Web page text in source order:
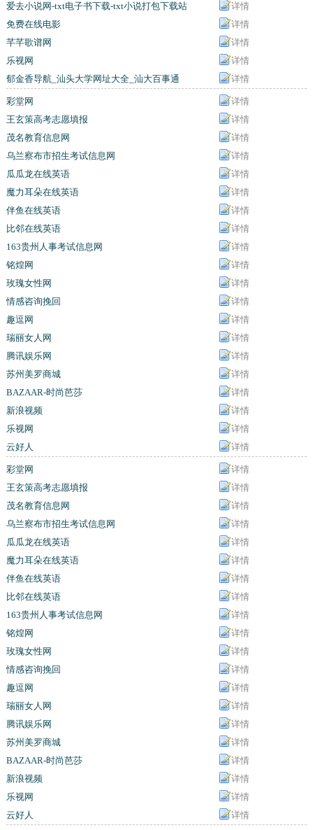
爱去小说网-txt电子书下载-txt小说打包下载站
详情
免费在线电影
详情
芊芊歌谱网
详情
乐视网
详情
郁金香导航_汕头大学网址大全_汕大百事通
详情
彩堂网
详情
王玄策高考志愿填报
详情
茂名教育信息网
详情
乌兰察布市招生考试信息网
详情
瓜瓜龙在线英语
详情
魔力耳朵在线英语
详情
伴鱼在线英语
详情
比邻在线英语
详情
163贵州人事考试信息网
详情
铭煌网
详情
玫瑰女性网
详情
情感咨询挽回
详情
趣逗网
详情
瑞丽女人网
详情
腾讯娱乐网
详情
苏州美罗商城
详情
BAZAAR-时尚芭莎
详情
新浪视频
详情
乐视网
详情
云好人
详情
彩堂网
详情
王玄策高考志愿填报
详情
茂名教育信息网
详情
乌兰察布市招生考试信息网
详情
瓜瓜龙在线英语
详情
魔力耳朵在线英语
详情
伴鱼在线英语
详情
比邻在线英语
详情
163贵州人事考试信息网
详情
铭煌网
详情
玫瑰女性网
详情
情感咨询挽回
详情
趣逗网
详情
瑞丽女人网
详情
腾讯娱乐网
详情
苏州美罗商城
详情
BAZAAR-时尚芭莎
详情
新浪视频
详情
乐视网
详情
云好人
详情